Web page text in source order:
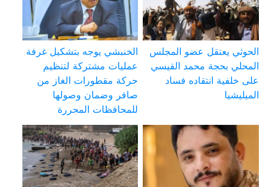
الحوثي يعتقل عضو المجلس
المحلي بحجة محمد القيسي
على خلفية انتقاده فساد
الميليشيا
الخنبشي يوجه بتشكيل غرفة
عمليات مشتركة لتنظيم
حركة مقطورات الغاز من
صافر وضمان وصولها
للمحافظات المحررة